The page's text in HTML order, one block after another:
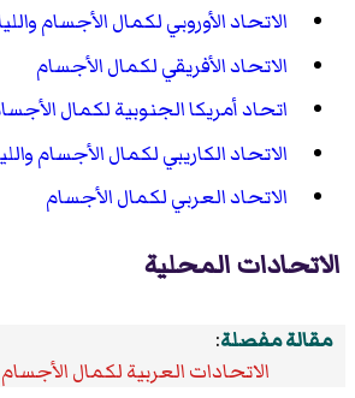
الاتحاد الأوروبي لكمال الأجسام
الاتحاد الأفريقي لكمال الأجسام
اتحاد أمريكا الجنوبية لكمال
الاتحاد الكاريبي لكمال الأجسام
الاتحاد العربي لكمال الأجسام
الاتحادات المحلية
مقالة مفصلة:
الاتحادات العربية لكمال الأجسام